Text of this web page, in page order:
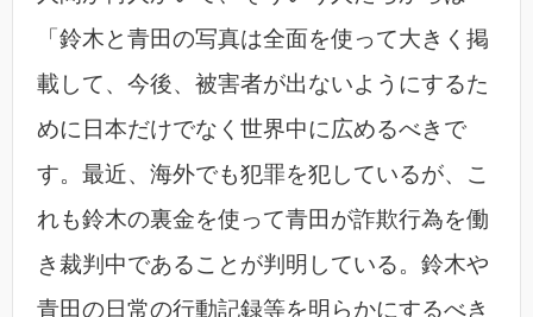
「鈴木と青田の写真は全面を使って大きく掲
載して、今後、被害者が出ないようにするた
めに日本だけでなく世界中に広めるべきで
す。最近、海外でも犯罪を犯しているが、こ
れも鈴木の裏金を使って青田が詐欺行為を働
き裁判中であることが判明している。鈴木や
青田の日常の行動記録等を明らかにするべき